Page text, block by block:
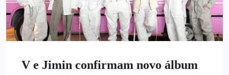
V e Jimin confirmam novo álbum